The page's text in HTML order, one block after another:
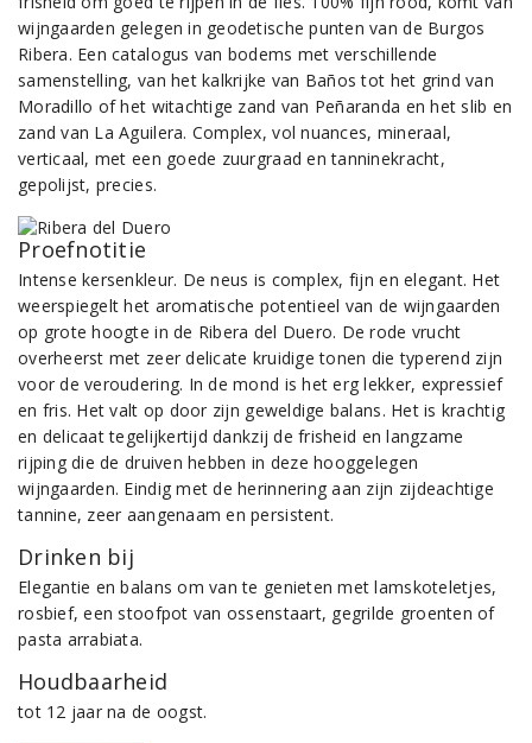
wijngaarden gelegen in geodetische punten van de Burgos
Ribera. Een catalogus van bodems met verschillende
samenstelling, van het kalkrijke van Baños tot het grind van
Moradillo of het witachtige zand van Peñaranda en het slib en
zand van La Aguilera. Complex, vol nuances, mineraal,
verticaal, met een goede zuurgraad en tanninekracht,
gepolijst, precies.
Proefnotitie
Intense kersenkleur. De neus is complex, fijn en elegant. Het
weerspiegelt het aromatische potentieel van de wijngaarden
op grote hoogte in de Ribera del Duero. De rode vrucht
overheerst met zeer delicate kruidige tonen die typerend zijn
voor de veroudering. In de mond is het erg lekker, expressief
en fris. Het valt op door zijn geweldige balans. Het is krachtig
en delicaat tegelijkertijd dankzij de frisheid en langzame
rijping die de druiven hebben in deze hooggelegen
wijngaarden. Eindig met de herinnering aan zijn zijdeachtige
tannine, zeer aangenaam en persistent.
Drinken bij
Elegantie en balans om van te genieten met lamskoteletjes,
rosbief, een stoofpot van ossenstaart, gegrilde groenten of
pasta arrabiata.
Houdbaarheid
tot 12 jaar na de oogst.